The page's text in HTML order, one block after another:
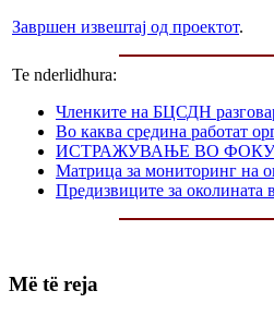
Завршен извештај од проектот.
Te nderlidhura:
Членките на БЦСДН
Во каква средина работат
ИСТРАЖУВАЊЕ ВО ФОКУС:
Матрица за мониторинг на
Предизвиците за околината
Më të reja